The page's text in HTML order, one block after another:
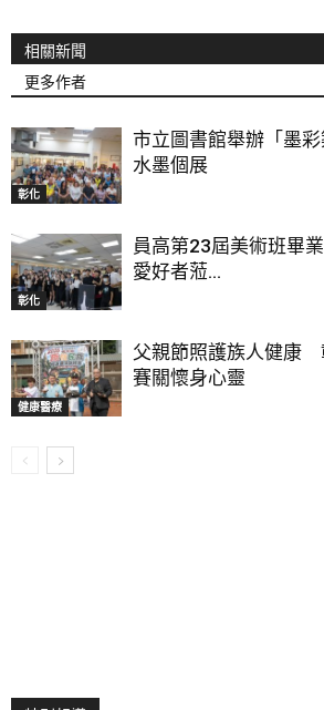
相關新聞
更多作者
彰化
市立圖書館舉辦「墨
水墨個展
彰化
員高第23屆美術班畢
愛好者蒞...
健康醫療
父親節照護族人健康
賽關懷身心靈